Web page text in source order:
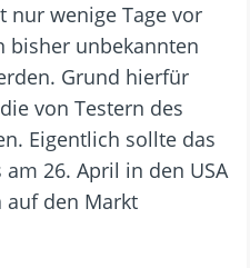
nur wenige Tage vor
bisher unbekannten
Grund hierfür
von Testern des
Eigentlich sollte das
26. April in den USA
auf den Markt